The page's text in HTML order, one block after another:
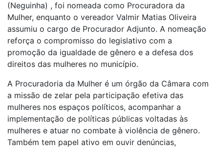
(Neguinha) , foi nomeada como Procuradora da
Mulher, enquanto o vereador Valmir Matias Oliveira
assumiu o cargo de Procurador Adjunto. A nomeação
reforça o compromisso do legislativo com a
promoção da igualdade de gênero e a defesa dos
direitos das mulheres no município.
A Procuradoria da Mulher é um órgão da Câmara com
a missão de zelar pela participação efetiva das
mulheres nos espaços políticos, acompanhar a
implementação de políticas públicas voltadas às
mulheres e atuar no combate à violência de gênero.
Também tem papel ativo em ouvir denúncias,